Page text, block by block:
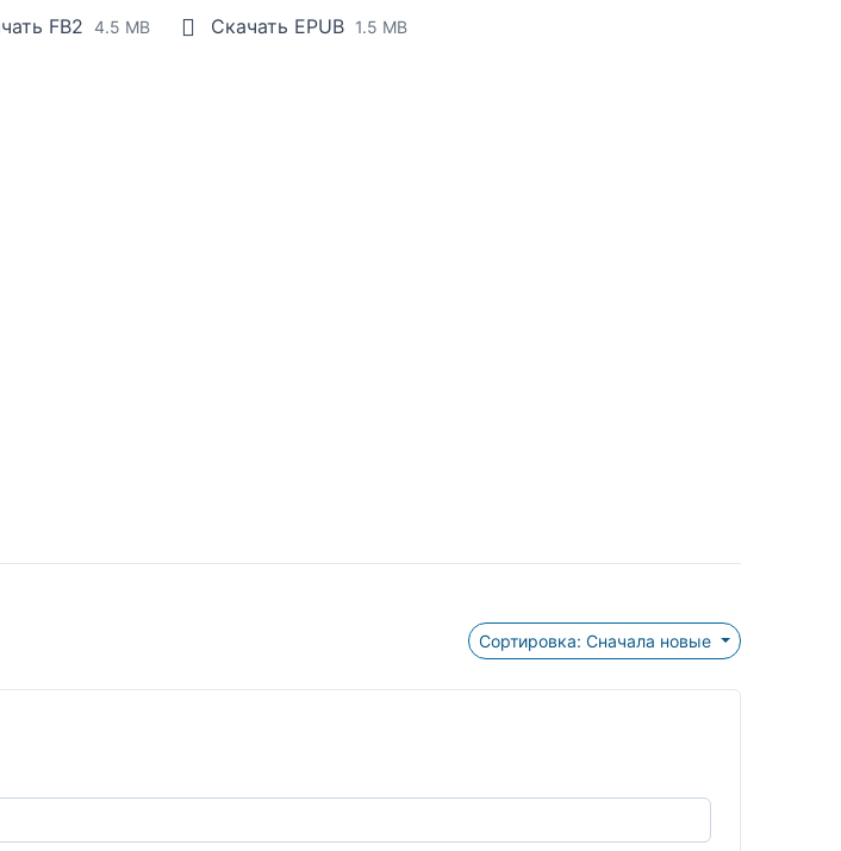
FB2 4.5 MB Скачать EPUB 1.5 MB
Сортировка: Сначала новые